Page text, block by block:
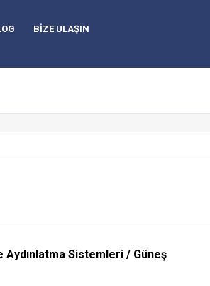
BİZE ULAŞIN
Aydınlatma Sistemleri / Güneş